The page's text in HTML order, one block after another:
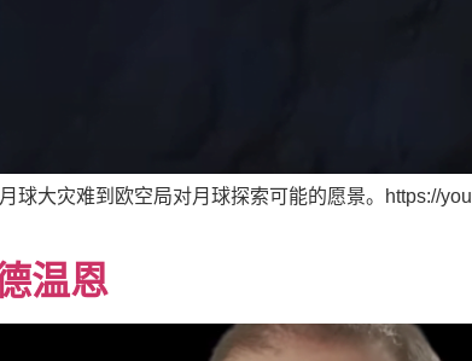
球大灾难到欧空局对月球探索可能的愿景。https://
温恩